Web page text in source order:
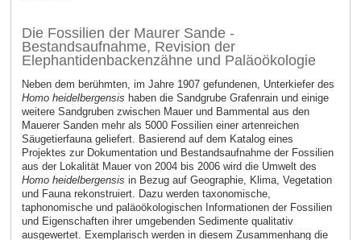
Die Fossilien der Maurer Sande -
Bestandsaufnahme, Revision der
Elephantidenbackenzähne und Paläoökologie
Neben dem berühmten, im Jahre 1907 gefundenen, Unterkiefer des
Homo heidelbergensis haben die Sandgrube Grafenrain und einige
weitere Sandgruben zwischen Mauer und Bammental aus den
Mauerer Sanden mehr als 5000 Fossilien einer artenreichen
Säugetierfauna geliefert. Basierend auf dem Katalog eines
Projektes zur Dokumentation und Bestandsaufnahme der Fossilien
aus der Lokalität Mauer von 2004 bis 2006 wird die Umwelt des
Homo heidelbergensis in Bezug auf Geographie, Klima, Vegetation
und Fauna rekonstruiert. Dazu werden taxonomische,
taphonomische und paläoökologischen Informationen der Fossilien
und Eigenschaften ihrer umgebenden Sedimente qualitativ
ausgewertet. Exemplarisch werden in diesem Zusammenhang die